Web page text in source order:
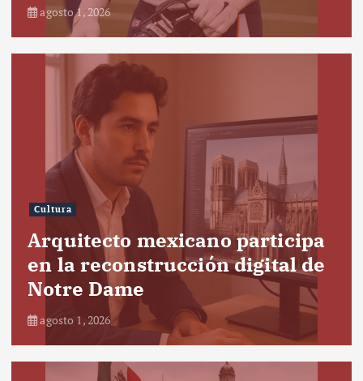
agosto 1, 2026
Cultura
Arquitecto mexicano participa
en la reconstrucción digital de
Notre Dame
agosto 1, 2026